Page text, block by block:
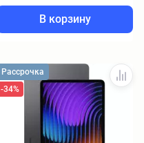
В корзину
Рассрочка
-34%